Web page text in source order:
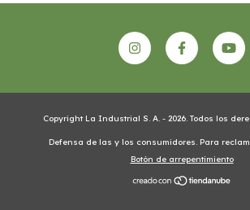
Copyright La Industrial S. A. - 2026. Todos los
Defensa de las y los consumidores. Para
Botón de arrepentimiento